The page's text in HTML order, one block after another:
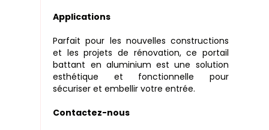
Applications
Parfait pour les nouvelles constructions
et les projets de rénovation, ce portail
battant en aluminium est une solution
esthétique et fonctionnelle pour
sécuriser et embellir votre entrée.
Contactez-nous